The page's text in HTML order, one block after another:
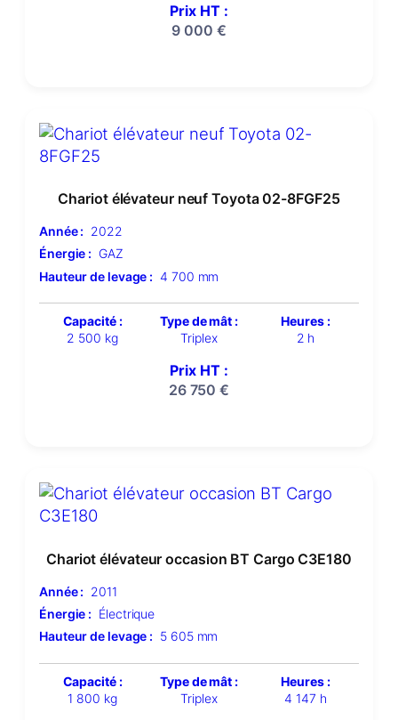
Prix HT :
9 000 €
Chariot élévateur neuf Toyota 02-8FGF25
Année : 2022
Énergie : GAZ
Hauteur de levage : 4 700 mm
Capacité :
2 500 kg
Type de mât :
Triplex
Heures :
2 h
Prix HT :
26 750€
Chariot élévateur occasion BT Cargo C3E180
Année : 2011
Énergie : Électrique
Hauteur de levage : 5 605 mm
Capacité :
1 800 kg
Type de mât :
Triplex
Heures :
4 147 h